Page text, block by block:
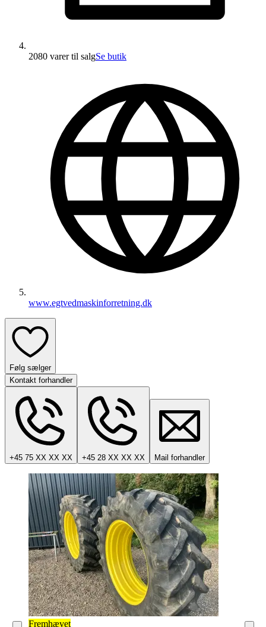
2080 varertil salgSe butik
www.egtvedmaskinforretning.dk
Følg sælger
Kontakt forhandler
+45 75 XX XX XX +45 28 XX XX XX Mail forhandler
Fremhævet